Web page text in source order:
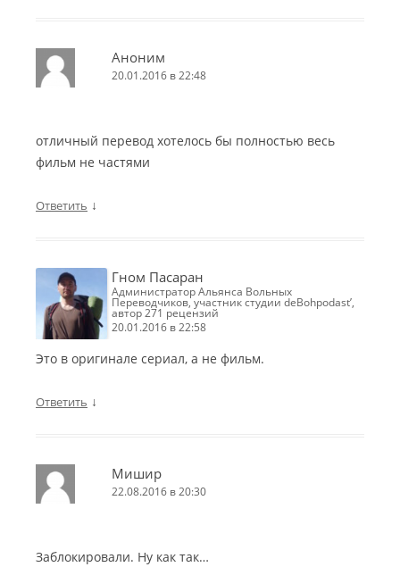
Аноним
20.01.2016 в 22:48
отличный перевод хотелось бы полностью весь
фильм не частями
Ответить ↓
Гном Пасаран
Администратор Альянса Вольных
Переводчиков, участник студии deBohpodast’,
автор 271 рецензий
20.01.2016 в 22:58
Это в оригинале сериал, а не фильм.
Ответить ↓
Мишир
22.08.2016 в 20:30
Заблокировали. Ну как так…